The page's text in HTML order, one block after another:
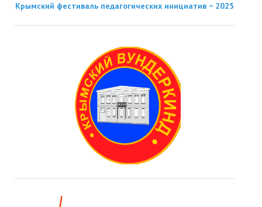
Крымский фестиваль педагогических инициатив − 2025